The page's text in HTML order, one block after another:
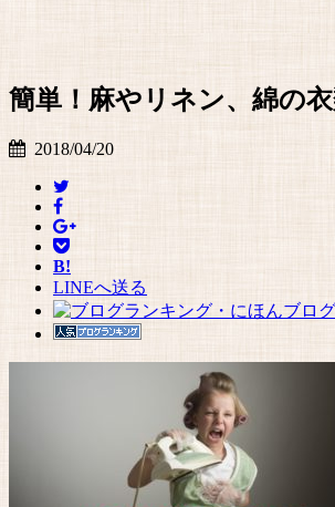
簡単！麻やリネン、綿の
2018/04/20
B!
LINEへ送る